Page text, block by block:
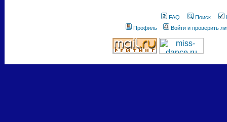
FAQ Поиск
Профиль
Войти и проверить